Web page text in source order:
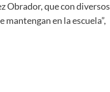
Obrador, que con diversos
mantengan en la escuela”,